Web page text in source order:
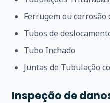
Ferrugem ou corrosão
Tubos de
Tubo Inchado
Juntas de Tubulação
Inspeção de